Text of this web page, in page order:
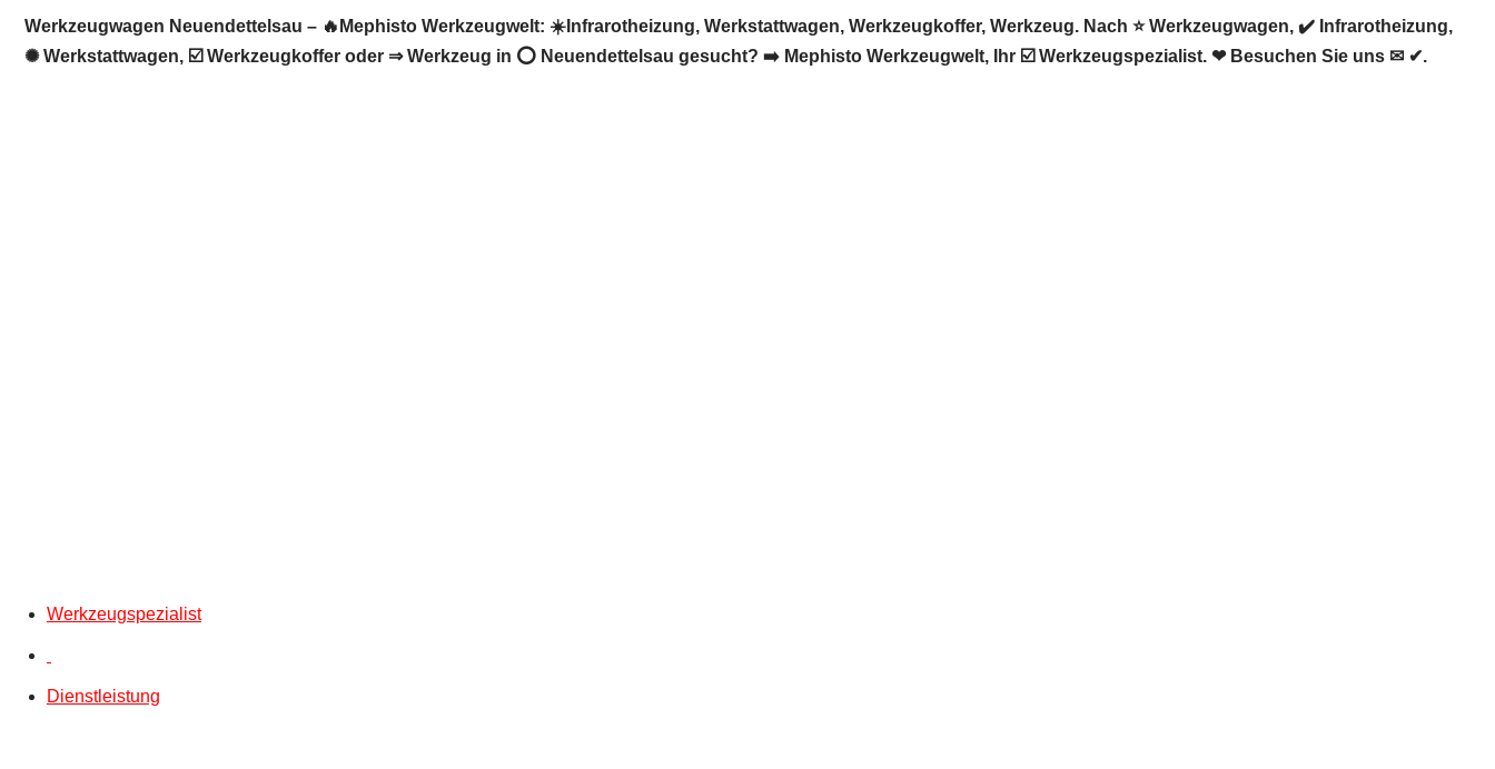
Werkzeugwagen Neuendettelsau – 🔥Mephisto Werkzeugwelt: ☀️Infrarotheizung, Werkstattwagen, Werkzeugkoffer, Werkzeug. Nach ⭐ Werkzeugwagen, ✔️ Infrarotheizung,
✺ Werkstattwagen, ☑️ Werkzeugkoffer oder ⇒ Werkzeug in ⭕ Neuendettelsau gesucht? ➡️ Mephisto Werkzeugwelt, Ihr ☑️ Werkzeugspezialist. ❤ Besuchen Sie uns ✉ ✔.
Werkzeugspezialist
Dienstleistung